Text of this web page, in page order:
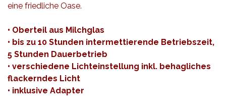
eine friedliche Oase.
• Oberteil aus Milchglas
• bis zu 10 Stunden intermettierende Betriebszeit,
5 Stunden Dauerbetrieb
• verschiedene Lichteinstellung inkl. behagliches
flackerndes Licht
• inklusive Adapter